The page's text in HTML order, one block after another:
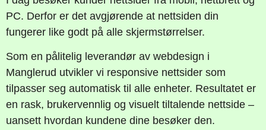
PC. Derfor er det avgjørende at nettsiden din
fungerer like godt på alle skjermstørrelser.
Som en pålitelig leverandør av webdesign i
Manglerud utvikler vi responsive nettsider som
tilpasser seg automatisk til alle enheter. Resultatet er
en rask, brukervennlig og visuelt tiltalende nettside –
uansett hvordan kundene dine besøker den.